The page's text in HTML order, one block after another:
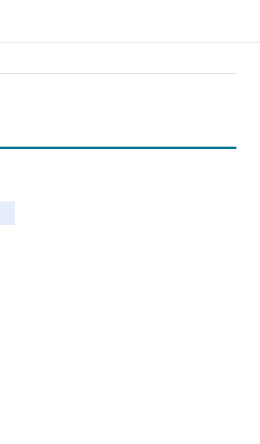
hasil lebih banyak.